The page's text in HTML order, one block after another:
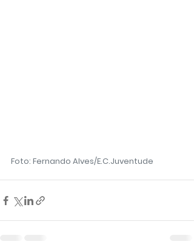
Foto: Fernando Alves/E.C.Juventude